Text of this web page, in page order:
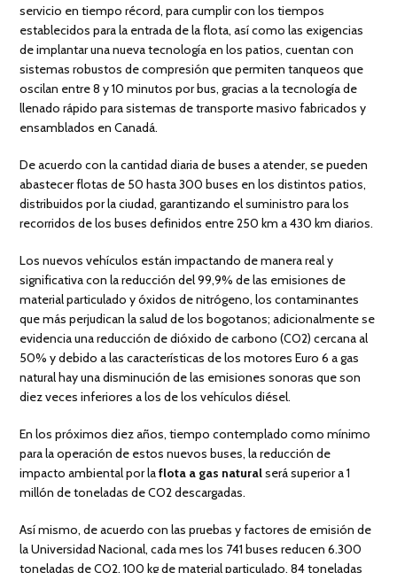
servicio en tiempo récord, para cumplir con los tiempos
establecidos para la entrada de la flota, así como las exigencias
de implantar una nueva tecnología en los patios, cuentan con
sistemas robustos de compresión que permiten tanqueos que
oscilan entre 8 y 10 minutos por bus, gracias a la tecnología de
llenado rápido para sistemas de transporte masivo fabricados y
ensamblados en Canadá.
De acuerdo con la cantidad diaria de buses a atender, se pueden
abastecer flotas de 50 hasta 300 buses en los distintos patios,
distribuidos por la ciudad, garantizando el suministro para los
recorridos de los buses definidos entre 250 km a 430 km diarios.
Los nuevos vehículos están impactando de manera real y
significativa con la reducción del 99,9% de las emisiones de
material particulado y óxidos de nitrógeno, los contaminantes
que más perjudican la salud de los bogotanos; adicionalmente se
evidencia una reducción de dióxido de carbono (CO2) cercana al
50% y debido a las características de los motores Euro 6 a gas
natural hay una disminución de las emisiones sonoras que son
diez veces inferiores a los de los vehículos diésel.
En los próximos diez años, tiempo contemplado como mínimo
para la operación de estos nuevos buses, la reducción de
impacto ambiental por laflota a gas naturalserá superior a 1
millón de toneladas de CO2 descargadas.
Así mismo, de acuerdo con las pruebas y factores de emisión de
la Universidad Nacional, cada mes los 741 buses reducen 6.300
toneladas de CO2, 100 kg de material particulado, 84 toneladas